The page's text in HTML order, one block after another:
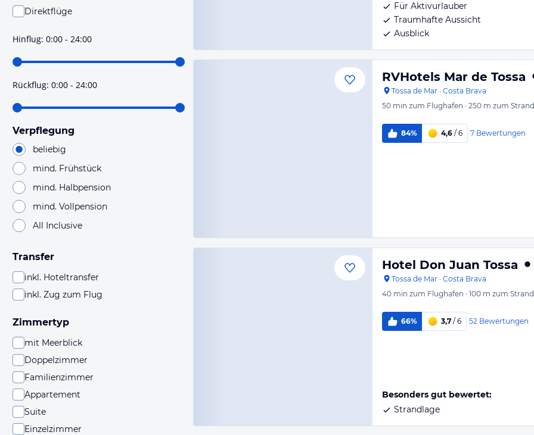
Direktflüge
hoher Wahrscheinlichkeit Direktflüge sind. Bitte
prüfe vor der Buchung noch einmal die Flugdetails.
Hinflug: 0:00 - 24:00
Rückflug: 0:00 - 24:00
Verpflegung
beliebig
mind. Frühstück
mind. Halbpension
mind. Vollpension
All Inclusive
Transfer
inkl. Hoteltransfer
inkl. Zug zum Flug
Zimmertyp
mit Meerblick
Doppelzimmer
Familienzimmer
Appartement
Suite
Einzelzimmer
Für Aktivurlauber
Traumhafte Aussicht
Ausblick
RVHotels Mar de Tossa
Tossa de Mar · Costa Brava
50 min zum Flughafen · 250 m zum Strand
84% 4,6 / 6 7 Bewertungen
Hotel Don Juan Tossa
Tossa de Mar · Costa Brava
40 min zum Flughafen · 100 m zum Strand
66% 3,7 / 6 52 Bewertungen
Besonders gut bewertet:
Strandlage